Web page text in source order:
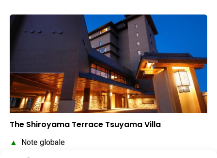
The Shiroyama Terrace Tsuyama Villa
▲ Note globale